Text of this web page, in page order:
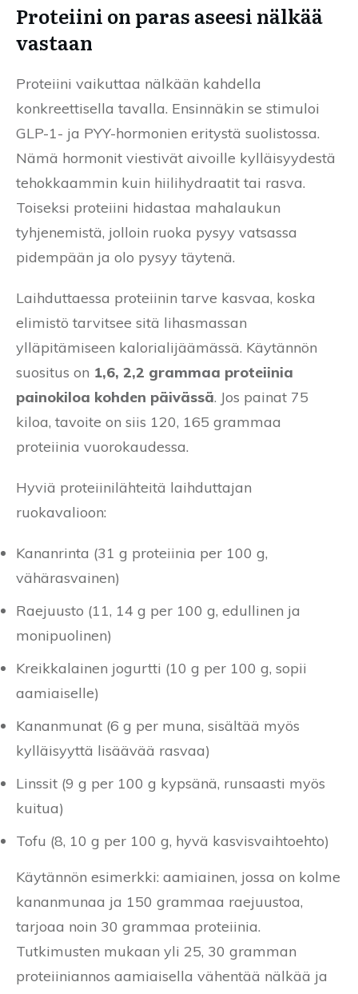
Proteiini on paras aseesi nälkää
vastaan
Proteiini vaikuttaa nälkään kahdella
konkreettisella tavalla. Ensinnäkin se stimuloi
GLP-1- ja PYY-hormonien eritystä suolistossa.
Nämä hormonit viestivät aivoille kylläisyydestä
tehokkaammin kuin hiilihydraatit tai rasva.
Toiseksi proteiini hidastaa mahalaukun
tyhjenemistä, jolloin ruoka pysyy vatsassa
pidempään ja olo pysyy täytenä.
Laihduttaessa proteiinin tarve kasvaa, koska
elimistö tarvitsee sitä lihasmassan
ylläpitämiseen kalorialijäämässä. Käytännön
suositus on 1,6, 2,2 grammaa proteiinia
painokiloa kohden päivässä. Jos painat 75
kiloa, tavoite on siis 120, 165 grammaa
proteiinia vuorokaudessa.
Hyviä proteiinilähteitä laihduttajan
ruokavalioon:
Kananrinta (31 g proteiinia per 100 g,
vähärasvainen)
Raejuusto (11, 14 g per 100 g, edullinen ja
monipuolinen)
Kreikkalainen jogurtti (10 g per 100 g, sopii
aamiaiselle)
Kananmunat (6 g per muna, sisältää myös
kylläisyyttä lisäävää rasvaa)
Linssit (9 g per 100 g kypsänä, runsaasti myös
kuitua)
Tofu (8, 10 g per 100 g, hyvä kasvisvaihtoehto)
Käytännön esimerkki: aamiainen, jossa on kolme
kananmunaa ja 150 grammaa raejuustoa,
tarjoaa noin 30 grammaa proteiinia.
Tutkimusten mukaan yli 25, 30 gramman
proteiiniannos aamiaisella vähentää nälkää ja